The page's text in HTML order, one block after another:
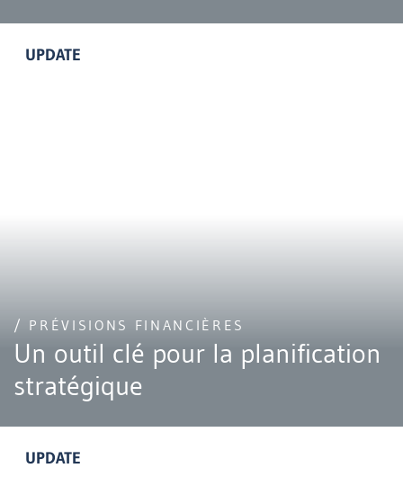
UPDATE
/ PRÉVISIONS FINANCIÈRES
Un outil clé pour la planification
stratégique
UPDATE